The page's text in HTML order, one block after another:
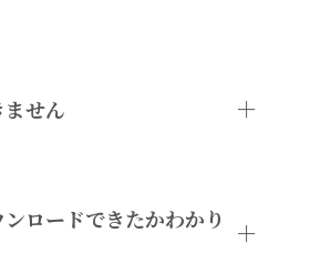
ません ＋
ロードできたかわかり
＋